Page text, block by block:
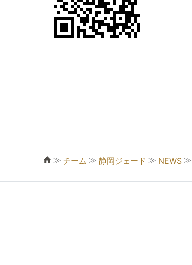
≫ チーム ≫ 静岡ジェード ≫ NEWS ≫